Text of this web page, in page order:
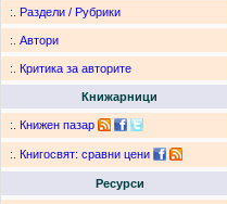
:. Раздели / Рубрики
:. Автори
:. Критика за авторите
Книжарници
:. Книжен пазар
:. Книгосвят: сравни цени
Ресурси